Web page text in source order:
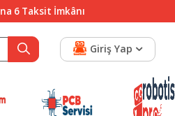
6 Taksit İmkânı
Giriş Yap